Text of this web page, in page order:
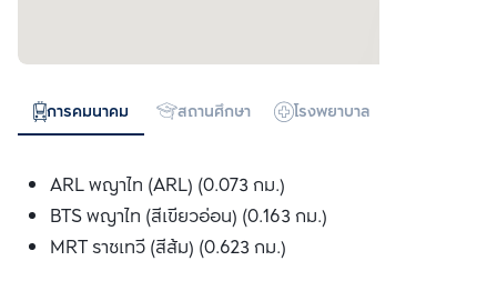
การคมนาคม สถานศึกษา โรงพยาบาล
ARL พญาไท (ARL) (0.073 กม.)
BTS พญาไท (สีเขียวอ่อน) (0.163 กม.)
MRT ราชเทวี (สีส้ม) (0.623 กม.)